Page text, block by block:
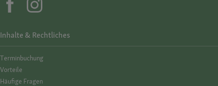
Inhalte & Rechtliches
Termin­buchung
Vorteile
Häufige Fragen